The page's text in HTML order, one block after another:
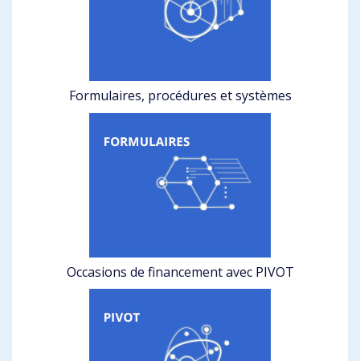
Formulaires, procédures et systèmes
Occasions de financement avec PIVOT